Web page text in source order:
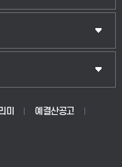
미
예결산공고